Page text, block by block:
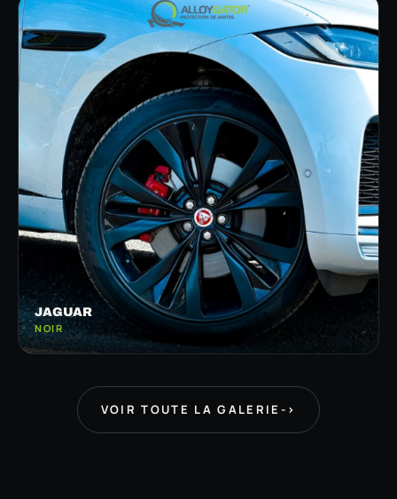
JAGUAR
NOIR
VOIR TOUTE LA GALERIE ->